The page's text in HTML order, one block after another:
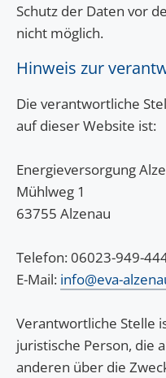
Schutz der Daten vor
nicht möglich.
Hinweis zur
Die verantwortliche
auf dieser Website ist:
Energieversorgung
Mühlweg 1
63755 Alzenau
Telefon: 06023-949-
E-Mail: info@eva-
Verantwortliche Stelle
juristische Person, die
anderen über die